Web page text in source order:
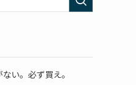
い。必ず買え。